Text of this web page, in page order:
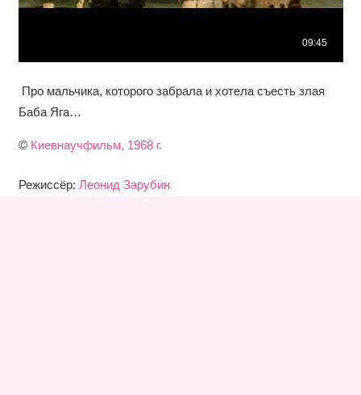
Про мальчика, которого забрала и хотела съесть злая
Баба Яга…
© Киевнаучфильм, 1968 г.
Режиссёр: Леонид Зарубин